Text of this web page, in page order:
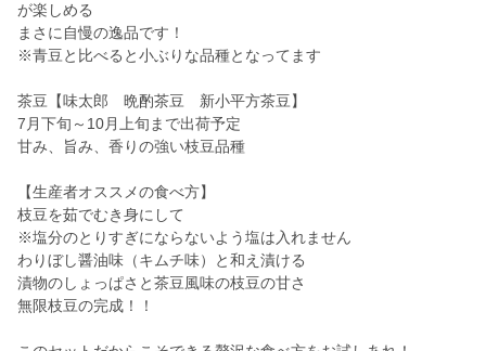
が楽しめる
まさに自慢の逸品です！
※青豆と比べると小ぶりな品種となってます
茶豆【味太郎 晩酌茶豆 新小平方茶豆】
7月下旬～10月上旬まで出荷予定
甘み、旨み、香りの強い枝豆品種
【生産者オススメの食べ方】
枝豆を茹でむき身にして
※塩分のとりすぎにならないよう塩は入れません
わりぼし醤油味（キムチ味）と和え漬ける
漬物のしょっぱさと茶豆風味の枝豆の甘さ
無限枝豆の完成！！